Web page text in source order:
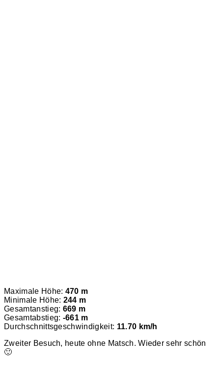
Maximale Höhe: 470 m
Minimale Höhe: 244 m
Gesamtanstieg: 669 m
Gesamtabstieg: -661 m
Durchschnittsgeschwindigkeit: 11.70 km/h
Zweiter Besuch, heute ohne Matsch. Wieder sehr schön
🙂